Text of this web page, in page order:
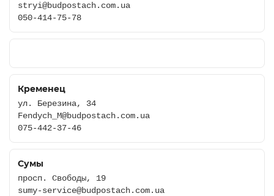
stryi@budpostach.com.ua
050-414-75-78
Кременец
ул. Березина, 34
Fendych_M@budpostach.com.ua
075-442-37-46
Сумы
просп. Свободы, 19
sumy-service@budpostach.com.ua